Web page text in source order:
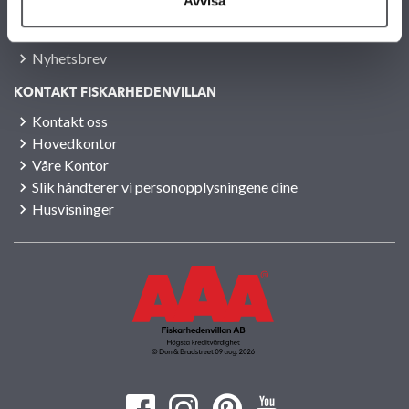
Nyhetsbrev
KONTAKT FISKARHEDENVILLAN
Kontakt oss
Hovedkontor
Våre Kontor
Slik håndterer vi personopplysningene dine
Husvisninger